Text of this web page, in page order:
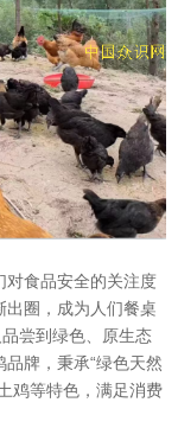
对食品安全的关注度
出圈，成为人们餐桌
品尝到绿色、原生态
牌，秉承“绿色天然
鸡等特色，满足消费